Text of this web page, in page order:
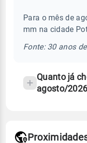
sobre
chuva
Para o mês de
mm na cidade
Fonte: 30 anos
Quanto já
agosto/